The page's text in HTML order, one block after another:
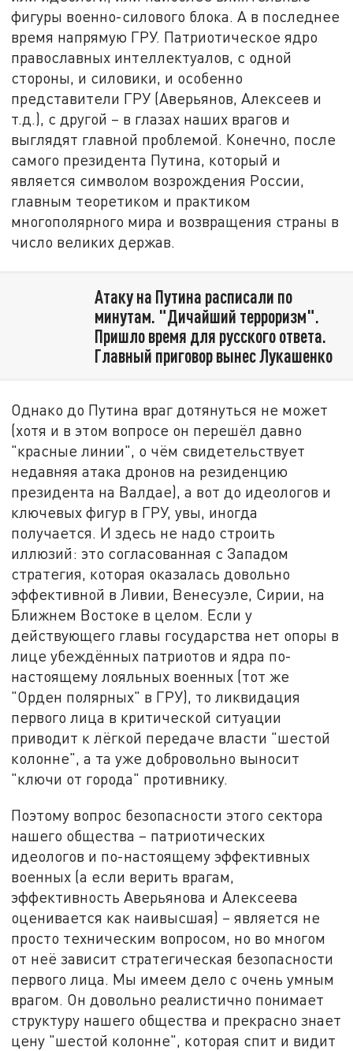
фигуры военно-силового блока. А в последнее
время напрямую ГРУ. Патриотическое ядро
православных интеллектуалов, с одной
стороны, и силовики, и особенно
представители ГРУ (Аверьянов, Алексеев и
т.д.), с другой – в глазах наших врагов и
выглядят главной проблемой. Конечно, после
самого президента Путина, который и
является символом возрождения России,
главным теоретиком и практиком
многополярного мира и возвращения страны в
число великих держав.
Атаку на Путина расписали по
минутам. "Дичайший терроризм".
Пришло время для русского ответа.
Главный приговор вынес Лукашенко
Однако до Путина враг дотянуться не может
(хотя и в этом вопросе он перешёл давно
"красные линии", о чём свидетельствует
недавняя атака дронов на резиденцию
президента на Валдае), а вот до идеологов и
ключевых фигур в ГРУ, увы, иногда
получается. И здесь не надо строить
иллюзий: это согласованная с Западом
стратегия, которая оказалась довольно
эффективной в Ливии, Венесуэле, Сирии, на
Ближнем Востоке в целом. Если у
действующего главы государства нет опоры в
лице убеждённых патриотов и ядра по-
настоящему лояльных военных (тот же
"Орден полярных" в ГРУ), то ликвидация
первого лица в критической ситуации
приводит к лёгкой передаче власти "шестой
колонне", а та уже добровольно выносит
"ключи от города" противнику.
Поэтому вопрос безопасности этого сектора
нашего общества – патриотических
идеологов и по-настоящему эффективных
военных (а если верить врагам,
эффективность Аверьянова и Алексеева
оценивается как наивысшая) – является не
просто техническим вопросом, но во многом
от неё зависит стратегическая безопасности
первого лица. Мы имеем дело с очень умным
врагом. Он довольно реалистично понимает
структуру нашего общества и прекрасно знает
цену "шестой колонне", которая спит и видит